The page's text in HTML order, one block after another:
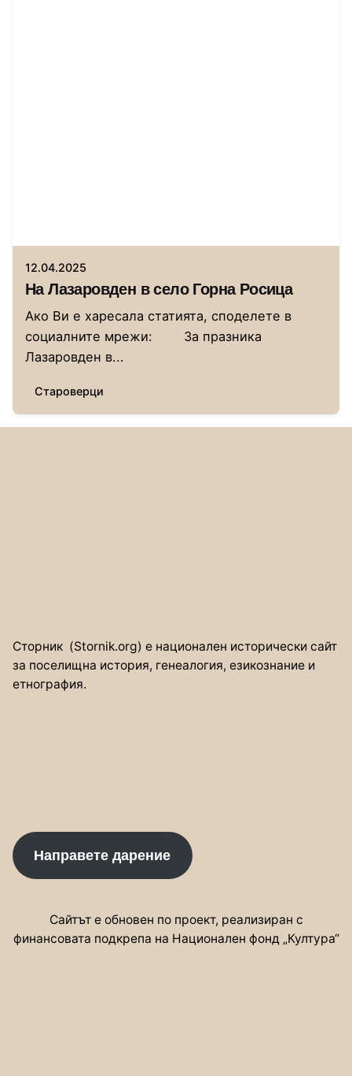
12.04.2025
На Лазаровден в село Горна Росица
Ако Ви е харесала статията, споделете в
социалните мрежи: За празника
Лазаровден в...
Староверци
Сторник (Stornik.org) е национален исторически сайт
за поселищна история, генеалогия, езикознание и
етнография.
Направете дарение
Сайтът е обновен по проект, реализиран с
финансовата подкрепа на Национален фонд „Култура“